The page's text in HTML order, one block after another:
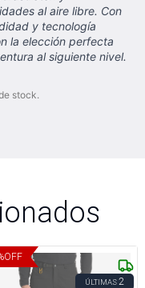
al aire libre. Con
y tecnología
la elección perfecta
al siguiente nivel.
stock.
OFF
ÚLTIMAS2